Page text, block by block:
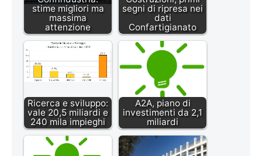
stime migliori ma
massima
attenzione
segni di ripresa nei
dati
Confartigianato
Ricerca e sviluppo:
vale 20,5 miliardi e
240 mila impieghi
A2A, piano di
investimenti da 2,1
miliardi